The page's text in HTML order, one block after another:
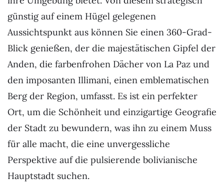
günstig auf einem Hügel gelegenen
Aussichtspunkt aus können Sie einen 360-Grad-
Blick genießen, der die majestätischen Gipfel der
Anden, die farbenfrohen Dächer von La Paz und
den imposanten Illimani, einen emblematischen
Berg der Region, umfasst. Es ist ein perfekter
Ort, um die Schönheit und einzigartige Geografie
der Stadt zu bewundern, was ihn zu einem Muss
für alle macht, die eine unvergessliche
Perspektive auf die pulsierende bolivianische
Hauptstadt suchen.